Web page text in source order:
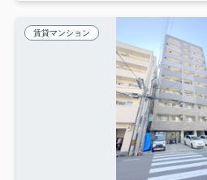
賃貸マンション